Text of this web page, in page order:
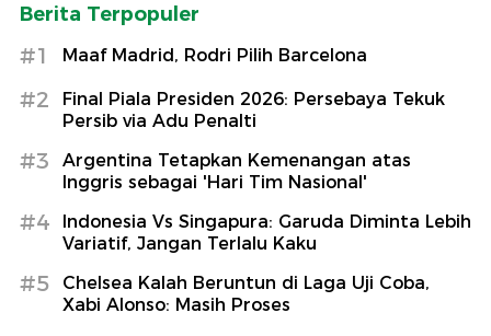
Berita Terpopuler
#1 Maaf Madrid, Rodri Pilih Barcelona
#2
Final Piala Presiden 2026: Persebaya Tekuk
Persib via Adu Penalti
#3
Argentina Tetapkan Kemenangan atas
Inggris sebagai 'Hari Tim Nasional'
#4
Indonesia Vs Singapura: Garuda Diminta Lebih
Variatif, Jangan Terlalu Kaku
#5
Chelsea Kalah Beruntun di Laga Uji Coba,
Xabi Alonso: Masih Proses